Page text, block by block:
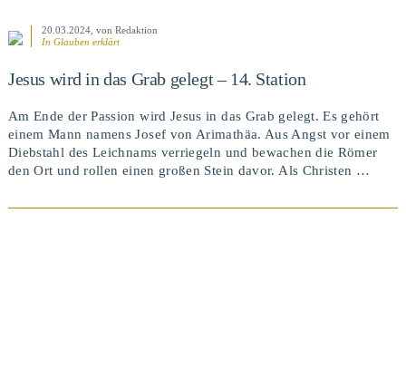
20.03.2024, von Redaktion
In Glauben erklärt
Jesus wird in das Grab gelegt – 14. Station
Am Ende der Passion wird Jesus in das Grab gelegt. Es gehört
einem Mann namens Josef von Arimathäa. Aus Angst vor einem
Diebstahl des Leichnams verriegeln und bewachen die Römer
den Ort und rollen einen großen Stein davor. Als Christen …